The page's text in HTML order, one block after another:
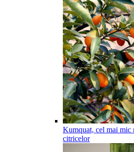
Kumquat, cel mai mic
citricelor